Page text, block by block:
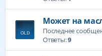
Может на
Последнее
Ответы:9